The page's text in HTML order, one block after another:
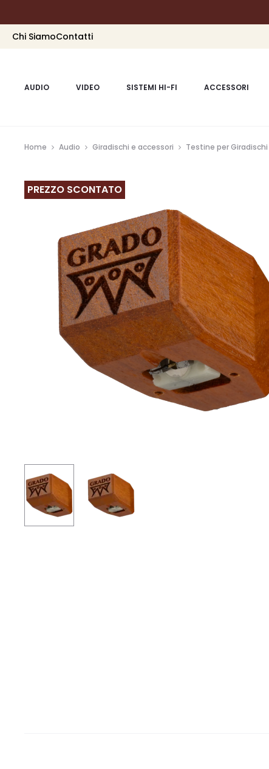
Chi SiamoContatti
AUDIO VIDEO SISTEMI HI-FI ACCESSORI
Home Audio Giradischi e accessori Testine per Giradischi
PREZZO SCONTATO